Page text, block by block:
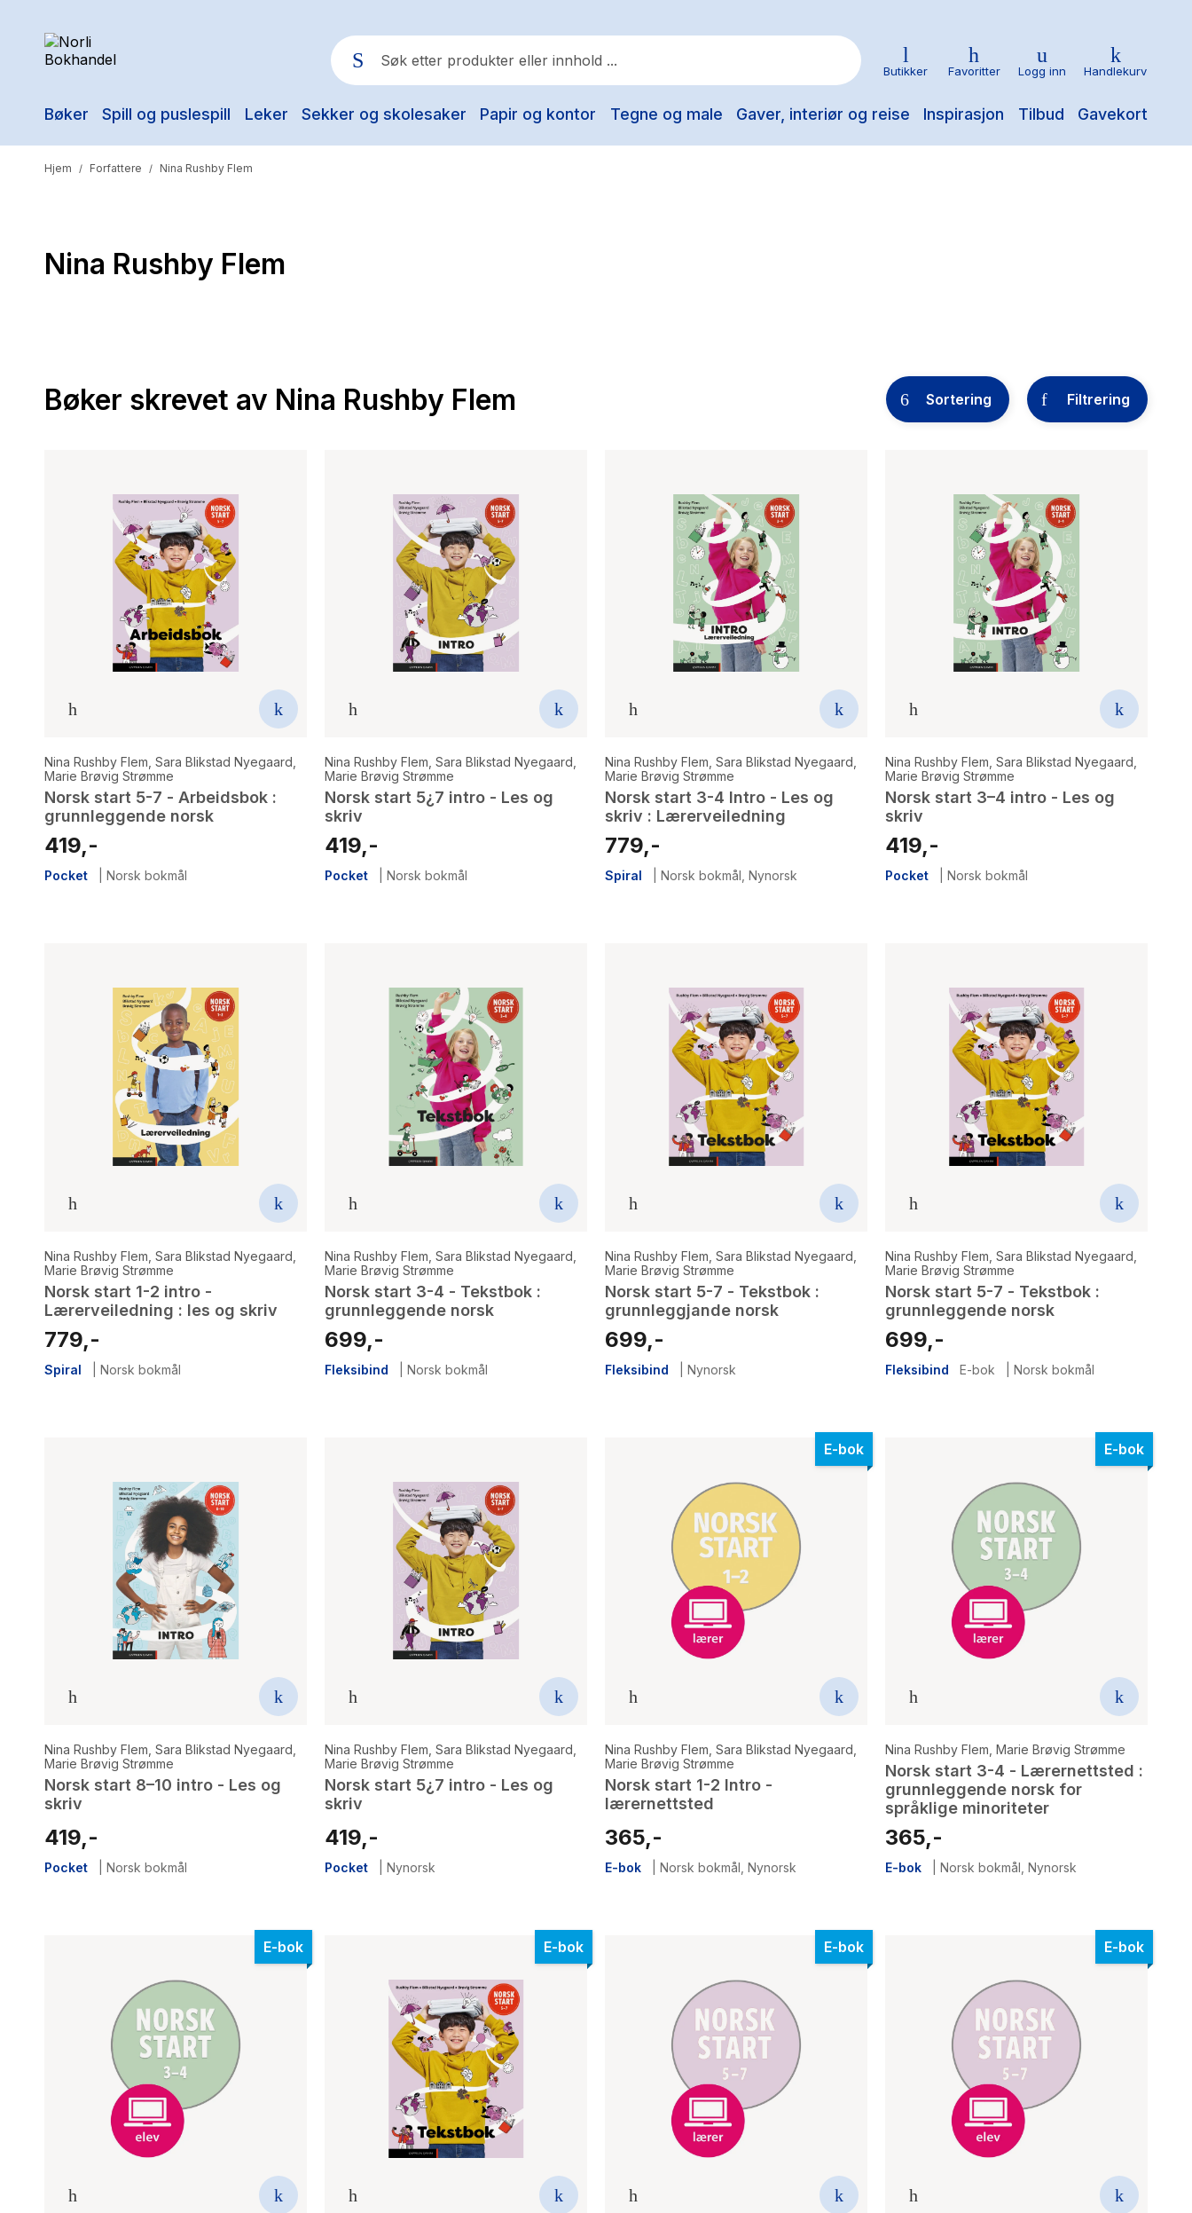
Bøker Spill og puslespill Leker Sekker og skolesaker Papir og kontor Tegne og male Gaver, interiør og reise Inspirasjon Tilbud Gavekort
Populære søk
The Housemaid
Butikker Favoritter Logg inn Handlekurv
Hjem / Forfattere / Nina Rushby Flem
Nina Rushby Flem
Bøker skrevet av Nina Rushby Flem Filtrering
Sortering
Nina Rushby Flem, Sara Blikstad Nyegaard,
Marie Brøvig Strømme
Norsk start 5-7 - Arbeidsbok :
grunnleggende norsk
419,-
Pocket Norsk bokmål
Nina Rushby Flem, Sara Blikstad Nyegaard,
Marie Brøvig Strømme
Norsk start 5¿7 intro - Les og
skriv
419,-
Pocket Norsk bokmål
Nina Rushby Flem, Sara Blikstad Nyegaard,
Marie Brøvig Strømme
Norsk start 3-4 Intro - Les og
skriv : Lærerveiledning
779,-
Spiral Norsk bokmål , Nynorsk
Nina Rushby Flem, Sara Blikstad Nyegaard,
Marie Brøvig Strømme
Norsk start 3–4 intro - Les og
skriv
419,-
Pocket Norsk bokmål
Nina Rushby Flem Sara Blikstad Nyegaard
Marie Brøvig Strømme
Norsk start 1-2 intro -
Lærerveiledning : les og skriv
779,-
Spiral Norsk bokmål
Nina Rushby Flem Sara Blikstad Nyegaard
Marie Brøvig Strømme
Norsk start 3-4 - Tekstbok :
grunnleggende norsk
699,-
Fleksibind Norsk bokmål
Nina Rushby Flem Sara Blikstad Nyegaard
Marie Brøvig Strømme
Norsk start 5-7 - Tekstbok :
grunnleggjande norsk
699,-
Fleksibind Nynorsk
Nina Rushby Flem Sara Blikstad Nyegaard
Marie Brøvig Strømme
Norsk start 5-7 - Tekstbok :
grunnleggende norsk
699,-
Fleksibind E-bok Norsk bokmål
Nina Rushby Flem, Sara Blikstad Nyegaard,
Marie Brøvig Strømme
Norsk start 8–10 intro - Les og
skriv
419,-
Pocket Norsk bokmål
Nina Rushby Flem, Sara Blikstad Nyegaard,
Marie Brøvig Strømme
Norsk start 5¿7 intro - Les og
skriv
419,-
Pocket Nynorsk
E-bok
Nina Rushby Flem, Sara Blikstad Nyegaard,
Marie Brøvig Strømme
Norsk start 1-2 Intro -
lærernettsted
365,-
E-bok Norsk bokmål, Nynorsk
E-bok
Nina Rushby Flem, Marie Brøvig Strømme
Norsk start 3-4 - Lærernettsted :
grunnleggende norsk for
språklige minoriteter
365,-
E-bok Norsk bokmål, Nynorsk
E-bok E-bok E-bok E-bok